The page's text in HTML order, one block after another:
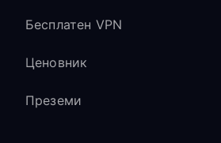
Бесплатен VPN
Ценовник
Преземи